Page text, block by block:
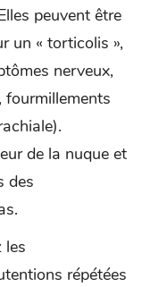
peuvent être
un « torticolis »,
nerveux,
fourmillements
de la nuque et
des
les
répétées